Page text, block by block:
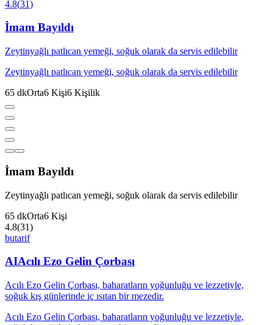
4.8(31)
İmam Bayıldı
Zeytinyağlı patlıcan yemeği, soğuk olarak da servis edilebilir
Zeytinyağlı patlıcan yemeği, soğuk olarak da servis edilebilir
65 dkOrta6 Kişi6 Kişilik
İmam Bayıldı
Zeytinyağlı patlıcan yemeği, soğuk olarak da servis edilebilir
65 dkOrta6 Kişi
4.8(31)
butarif
AIAcılı Ezo Gelin Çorbası
Acılı Ezo Gelin Çorbası, baharatların yoğunluğu ve lezzetiyle,
soğuk kış günlerinde iç ısıtan bir mezedir.
Acılı Ezo Gelin Çorbası, baharatların yoğunluğu ve lezzetiyle,